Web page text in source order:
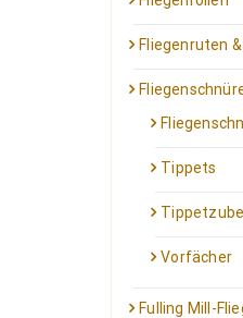
Fliegenruten
Tippets
Vorfächer
Fulling Mill-